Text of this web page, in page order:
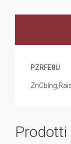
PZRFE8U
Prodotti